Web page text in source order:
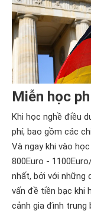
Miễn học
Khi học nghề điều
phí, bao gồm các
Và ngay khi vào
800Euro -
nhất, bởi với những
vấn đề tiền bạc khi
cảnh gia đình trung